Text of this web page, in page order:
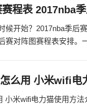
程表 2017nba
候开始？2017nba季后
赛对阵图赛程表安排。
么用 小米wifi电
小米wifi电力猫使用方